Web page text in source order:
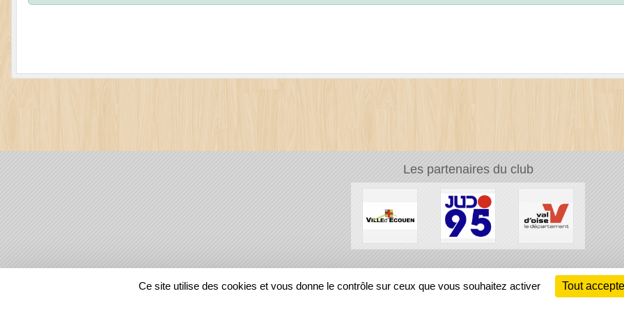
Les partenaires du club
REGIONS
Ce site utilise des cookies et vous donne le contrôle sur ceux que vous souhaitez activer Tout